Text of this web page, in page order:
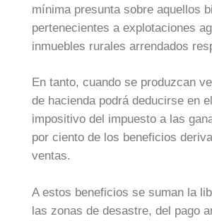
mínima presunta sobre aquellos
pertenecientes a explotaciones
inmuebles rurales arrendados
En tanto, cuando se produzcan
de hacienda podrá deducirse en
impositivo del impuesto a las
por ciento de los beneficios
ventas.
A estos beneficios se suman la
las zonas de desastre, del pago